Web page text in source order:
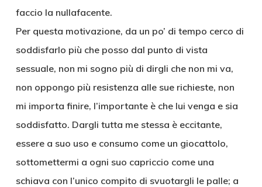
faccio la nullafacente.
Per questa motivazione, da un po’ di tempo cerco di
soddisfarlo più che posso dal punto di vista
sessuale, non mi sogno più di dirgli che non mi va,
non oppongo più resistenza alle sue richieste, non
mi importa finire, l’importante è che lui venga e sia
soddisfatto. Dargli tutta me stessa è eccitante,
essere a suo uso e consumo come un giocattolo,
sottomettermi a ogni suo capriccio come una
schiava con l’unico compito di svuotargli le palle; a